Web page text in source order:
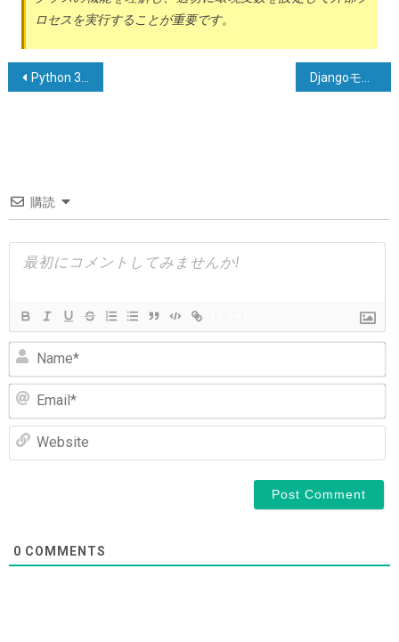
ロセスを実行することが重要です。
投
ー
シ
ョ
Python 3でモジュール名にハイフンが含まれる場合のモジュールのインポート方法
購読
0 COMMENTS